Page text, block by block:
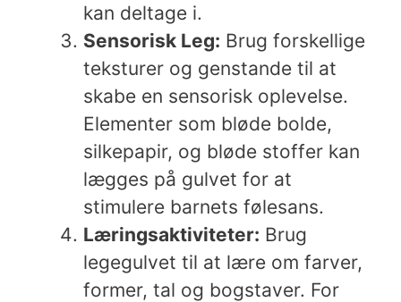
kan deltage i.
Sensorisk Leg: Brug forskellige
teksturer og genstande til at
skabe en sensorisk oplevelse.
Elementer som bløde bolde,
silkepapir, og bløde stoffer kan
lægges på gulvet for at
stimulere barnets følesans.
Læringsaktiviteter: Brug
legegulvet til at lære om farver,
former, tal og bogstaver. For